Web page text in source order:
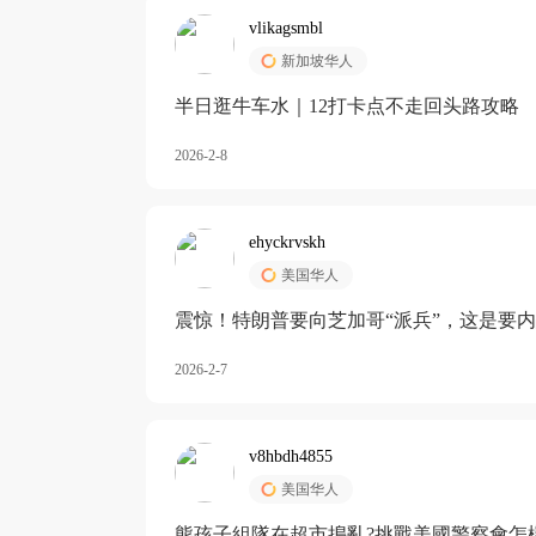
vlikagsmbl
新加坡华人
半日逛牛车水｜12打卡点不走回头路攻略
2026-2-8
ehyckrvskh
美国华人
震惊！特朗普要向芝加哥“派兵”，这是要
2026-2-7
v8hbdh4855
美国华人